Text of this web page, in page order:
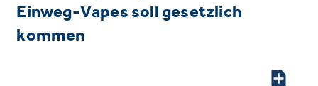
Einweg-Vapes soll gesetzlich
kommen